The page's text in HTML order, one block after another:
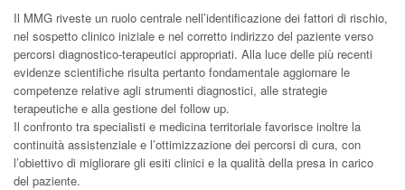
Il MMG riveste un ruolo centrale nell’identificazione dei fattori di rischio,
nel sospetto clinico iniziale e nel corretto indirizzo del paziente verso
percorsi diagnostico-terapeutici appropriati. Alla luce delle più recenti
evidenze scientifiche risulta pertanto fondamentale aggiornare le
competenze relative agli strumenti diagnostici, alle strategie
terapeutiche e alla gestione del follow up.
Il confronto tra specialisti e medicina territoriale favorisce inoltre la
continuità assistenziale e l’ottimizzazione dei percorsi di cura, con
l’obiettivo di migliorare gli esiti clinici e la qualità della presa in carico
del paziente.